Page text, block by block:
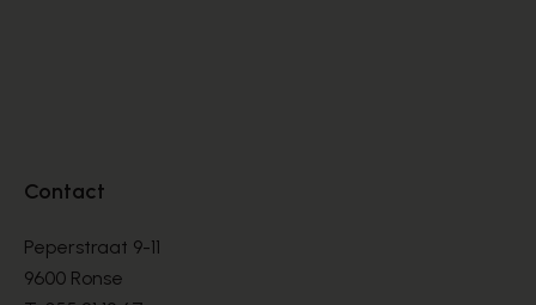
Contact
Peperstraat 9-11
9600 Ronse